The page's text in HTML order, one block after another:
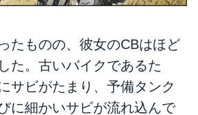
たものの、彼女のCBはほど
た。古いバイクであるた
サビがたまり、予備タンク
に細かいサビが流れ込んで